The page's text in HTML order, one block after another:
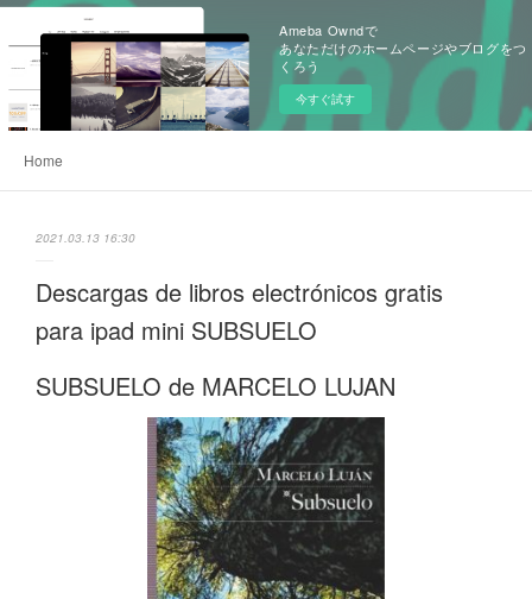
Ameba Owndで
あなただけのホームページやブログをつ
くろう
今すぐ試す
Home
2021.03.13 16:30
Descargas de libros electrónicos gratis
para ipad mini SUBSUELO
SUBSUELO de MARCELO LUJAN